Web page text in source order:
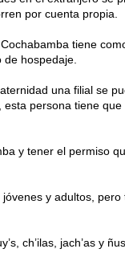
por cuenta propia.
tiene
de hospedaje.
una filial se
persona tiene
y tener el permiso
y adultos, pero
ch’ilas, jach’as y